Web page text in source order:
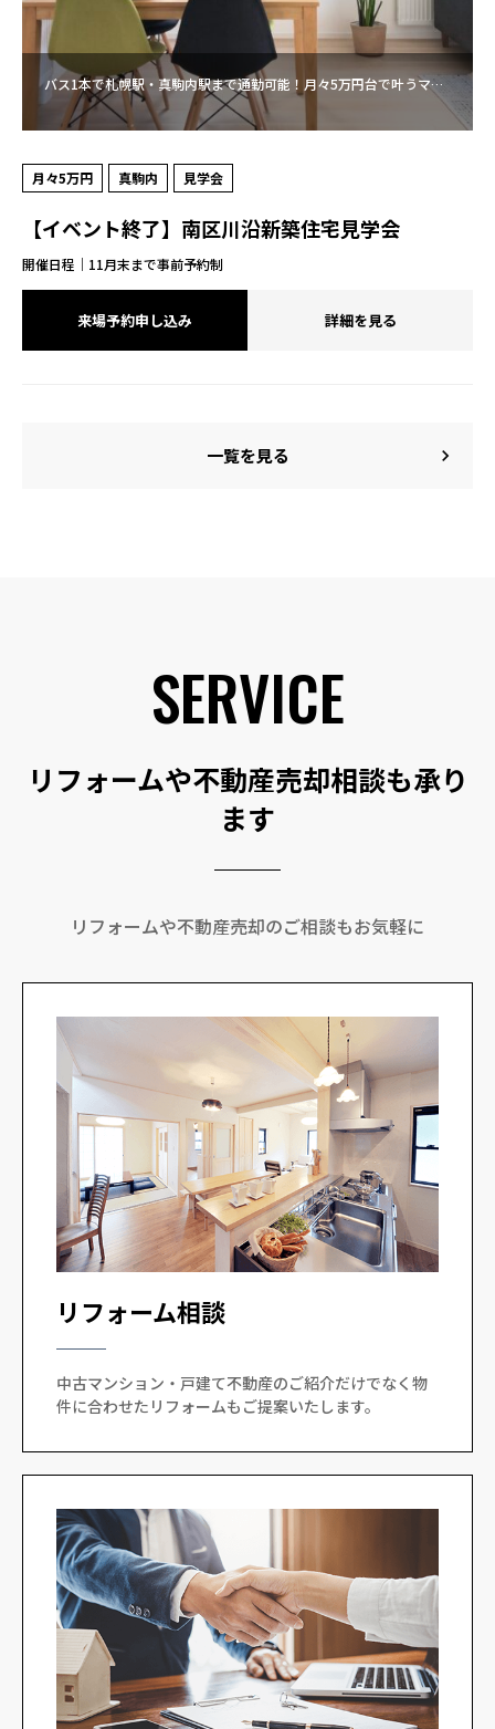
バス1本で札幌駅・真駒内駅まで通勤可能！月々5万円台で叶うマ…
月々5万円 真駒内 見学会
【イベント終了】南区川沿新築住宅見学会
開催日程｜11月末まで事前予約制
来場予約申し込み 詳細を見る
一覧を見る chevron_right
SERVICE
リフォームや不動産売却相談も承り
ます
リフォームや不動産売却のご相談もお気軽に
リフォーム相談
中古マンション・戸建て不動産のご紹介だけでなく物
件に合わせたリフォームもご提案いたします。